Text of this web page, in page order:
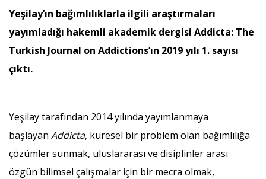
Yeşilay’ın bağımlılıklarla ilgili araştırmaları
yayımladığı hakemli akademik dergisi Addicta: The
Turkish Journal on Addictions’ın 2019 yılı 1. sayısı
çıktı.
Yeşilay tarafından 2014 yılında yayımlanmaya
başlayan Addicta, küresel bir problem olan bağımlılığa
çözümler sunmak, uluslararası ve disiplinler arası
özgün bilimsel çalışmalar için bir mecra olmak,